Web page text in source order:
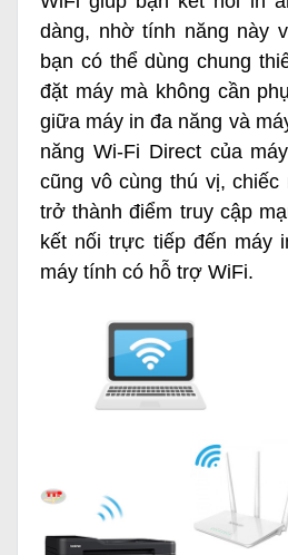
dàng, nhờ tính năng này
bạn có thể dùng chung
đặt máy mà không cần
giữa máy in đa năng và
năng Wi-Fi Direct của
cũng vô cùng thú vị,
trở thành điểm truy cập
kết nối trực tiếp đến máy
máy tính có hỗ trợ WiFi.